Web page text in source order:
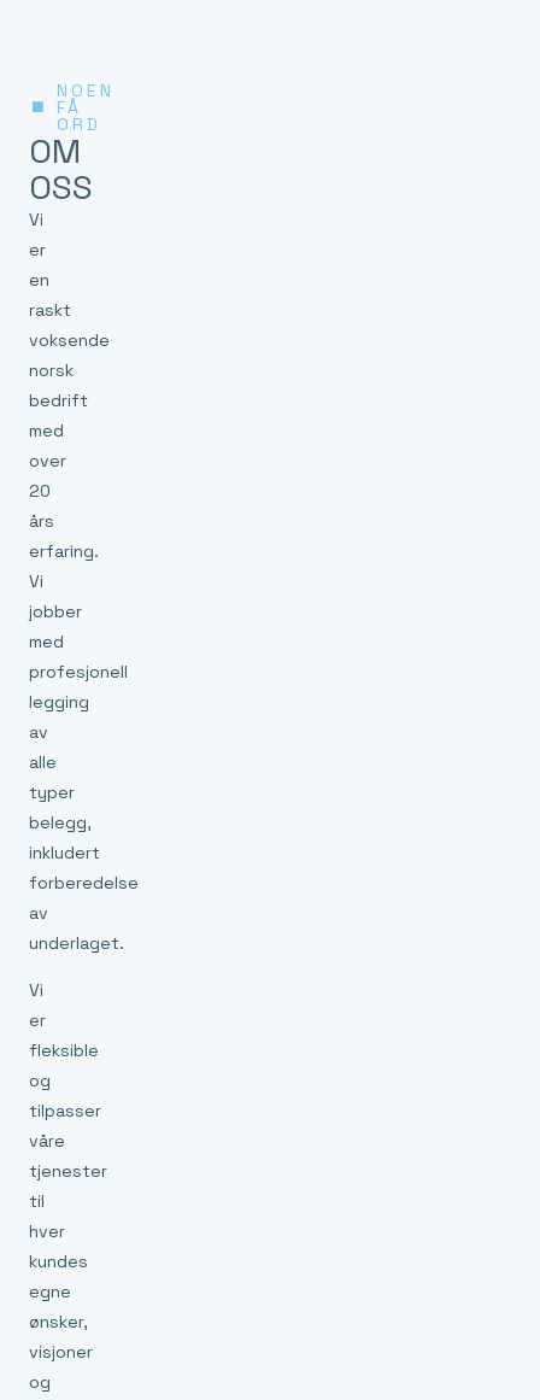
NOEN
FÅ
ORD
OM
OSS
Vi
er
en
raskt
voksende
norsk
bedrift
med
over
20
års
erfaring.
Vi
jobber
med
profesjonell
legging
av
alle
typer
belegg,
inkludert
forberedelse
av
underlaget.
Vi
er
fleksible
og
tilpasser
våre
tjenester
til
hver
kundes
egne
ønsker,
visjoner
og